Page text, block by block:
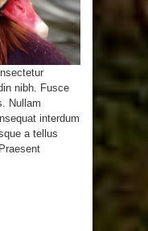
nibh. Fusce
Nullam
interdum
a tellus